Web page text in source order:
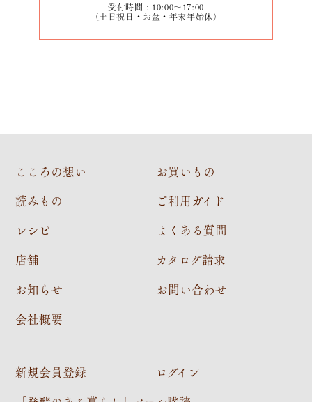
受付時間：10:00～17:00
（土日祝日・お盆・年末年始休）
こころの想い
読みもの
レシピ
店舗
お知らせ
会社概要
お買いもの
ご利用ガイド
よくある質問
カタログ請求
お問い合わせ
新規会員登録
ログイン